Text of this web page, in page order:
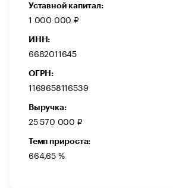
Уставной капитал:
1 000 000 ₽
ИНН:
6682011645
ОГРН:
1169658116539
Выручка:
25 570 000 ₽
Темп прироста:
664,65 %